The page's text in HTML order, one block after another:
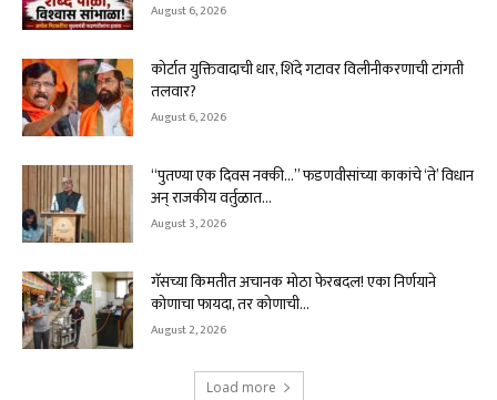
August 6, 2026
कोर्टात युक्तिवादाची धार, शिंदे गटावर विलीनीकरणाची टांगती
तलवार?
August 6, 2026
“पुतण्या एक दिवस नक्की…” फडणवीसांच्या काकांचे ‘ते’ विधान
अन् राजकीय वर्तुळात...
August 3, 2026
गॅसच्या किमतीत अचानक मोठा फेरबदल! एका निर्णयाने
कोणाचा फायदा, तर कोणाची...
August 2, 2026
Load more